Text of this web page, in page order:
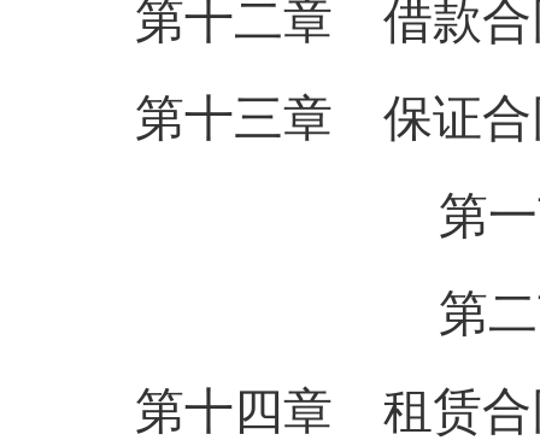
第十二章 借款合
第十三章 保证合
第一节
第二节
第十四章 租赁合